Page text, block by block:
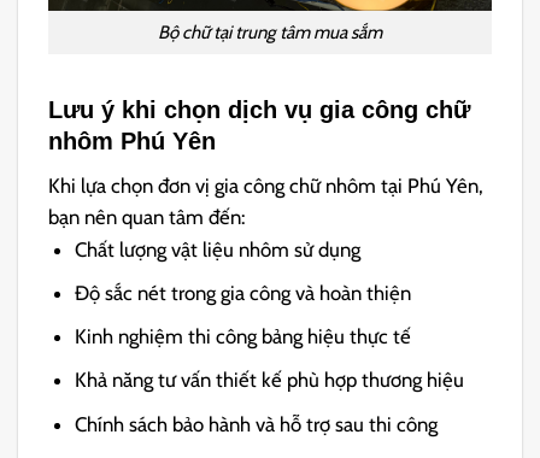
Bộ chữ tại trung tâm mua sắm
Lưu ý khi chọn dịch vụ gia công chữ
nhôm Phú Yên
Khi lựa chọn đơn vị gia công chữ nhôm tại Phú Yên,
bạn nên quan tâm đến:
Chất lượng vật liệu nhôm sử dụng
Độ sắc nét trong gia công và hoàn thiện
Kinh nghiệm thi công bảng hiệu thực tế
Khả năng tư vấn thiết kế phù hợp thương hiệu
Chính sách bảo hành và hỗ trợ sau thi công